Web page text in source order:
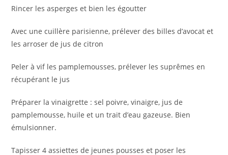
Rincer les asperges et bien les égoutter
Avec une cuillère parisienne, prélever des billes d’avocat et
les arroser de jus de citron
Peler à vif les pamplemousses, prélever les suprêmes en
récupérant le jus
Préparer la vinaigrette : sel poivre, vinaigre, jus de
pamplemousse, huile et un trait d’eau gazeuse. Bien
émulsionner.
Tapisser 4 assiettes de jeunes pousses et poser les